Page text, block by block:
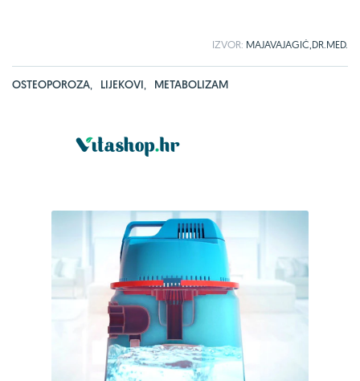
IZVOR: MAJAVAJAGIĆ,DR.MED.
OSTEOPOROZA, LIJEKOVI, METABOLIZAM